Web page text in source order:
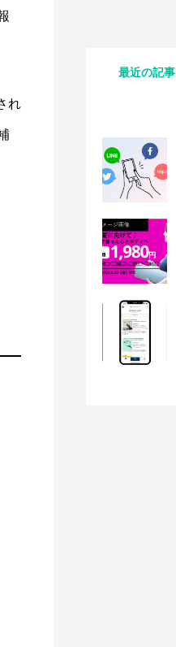
れ
最近の記事